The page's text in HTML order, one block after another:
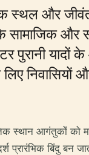
स्थल और
सामाजिक और
पुरानी
निवासियों
स्थान आगंतुकों को
प्रारंभिक बिंदु बन